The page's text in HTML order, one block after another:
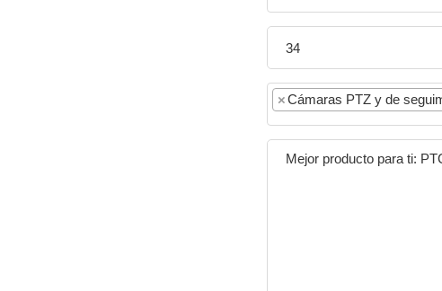
×Cámaras PTZ y de